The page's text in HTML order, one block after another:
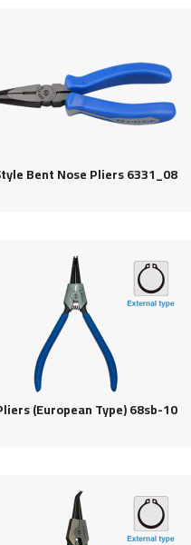
Bent Nose Pliers 6331_08
(European Type) 68sb-10